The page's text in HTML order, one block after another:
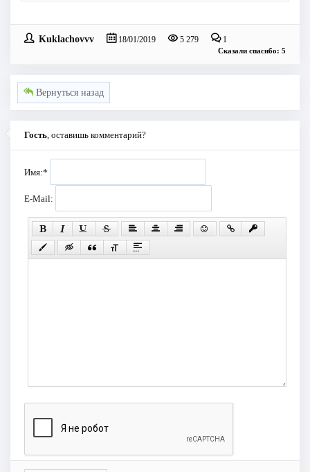
Kuklachovvv 18/01/2019 5 279 1
Сказали спасибо: 5
Вернуться назад
Гость , оставишь комментарий?
Имя:*
E-Mail: